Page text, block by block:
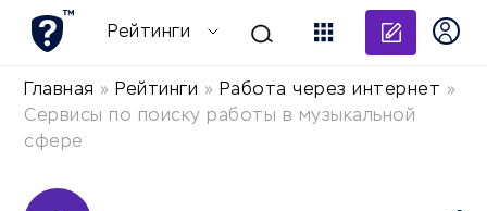
Рейтинги
Главная » Рейтинги » Работа через интернет »
Сервисы по поиску работы в музыкальной
сфере